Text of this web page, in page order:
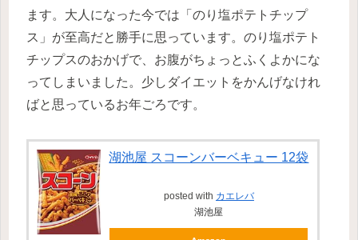
ます。大人になった今では「のり塩ポテトチップ
ス」が至高だと勝手に思っています。のり塩ポテト
チップスのおかげで、お腹がちょっとふくよかにな
ってしまいました。少しダイエットをかんげなけれ
ばと思っているお年ごろです。
湖池屋 スコーンバーベキュー 12袋
posted with カエレバ
湖池屋